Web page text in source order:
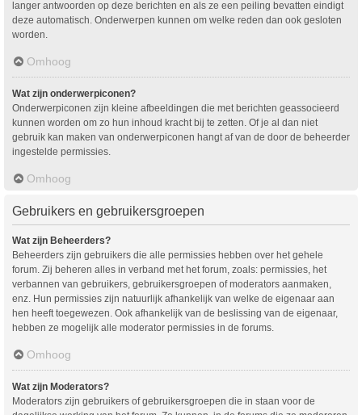
langer antwoorden op deze berichten en als ze een peiling bevatten eindigt
deze automatisch. Onderwerpen kunnen om welke reden dan ook gesloten
worden.
Omhoog
Wat zijn onderwerpiconen?
Onderwerpiconen zijn kleine afbeeldingen die met berichten geassocieerd
kunnen worden om zo hun inhoud kracht bij te zetten. Of je al dan niet
gebruik kan maken van onderwerpiconen hangt af van de door de beheerder
ingestelde permissies.
Omhoog
Gebruikers en gebruikersgroepen
Wat zijn Beheerders?
Beheerders zijn gebruikers die alle permissies hebben over het gehele
forum. Zij beheren alles in verband met het forum, zoals: permissies, het
verbannen van gebruikers, gebruikersgroepen of moderators aanmaken,
enz. Hun permissies zijn natuurlijk afhankelijk van welke de eigenaar aan
hen heeft toegewezen. Ook afhankelijk van de beslissing van de eigenaar,
hebben ze mogelijk alle moderator permissies in de forums.
Omhoog
Wat zijn Moderators?
Moderators zijn gebruikers of gebruikersgroepen die in staan voor de